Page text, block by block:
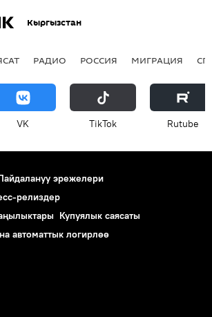
Кыргызстан
РАДИО РОССИЯ МИГРАЦИЯ
VK ТikТоk Rutube
эрежелери
релиздер
Купуялык саясаты
автоматтык логирлөө